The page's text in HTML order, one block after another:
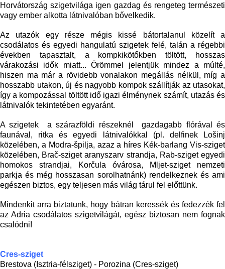
Horvátország szigetvilága igen gazdag és rengeteg természeti
vagy ember alkotta látnivalóban bővelkedik.
Az utazók egy része mégis kissé bátortalanul közelít a
csodálatos és egyedi hangulatú szigetek felé, talán a régebbi
években tapasztalt, a kompkikötőkben töltött, hosszas
várakozási idők miatt... Örömmel jelentjük mindez a múlté,
hiszen ma már a rövidebb vonalakon megállás nélkül, míg a
hosszabb utakon, új és nagyobb kompok szállítják az utasokat,
így a kompozással töltött idő igazi élménynek számít, utazás és
látnivalók tekintetében egyaránt.
A szigetek a szárazföldi részeknél gazdagabb flórával és
faunával, ritka és egyedi látnivalókkal (pl. delfinek Lošinj
közelében, a Modra-špilja, azaz a híres Kék-barlang Vis-sziget
közelében, Brač-sziget aranyszarv strandja, Rab-sziget egyedi
homokos strandjai, Korčula óvárosa, Mljet-sziget nemzeti
parkja és még hosszasan sorolhatnánk) rendelkeznek és ami
egészen biztos, egy teljesen más világ tárul fel előttünk.
Mindenkit arra biztatunk, hogy bátran keressék és fedezzék fel
az Adria csodálatos szigetvilágát, egész biztosan nem fognak
csalódni!
Cres-sziget
Brestova (Isztria-félsziget) - Porozina (Cres-sziget)